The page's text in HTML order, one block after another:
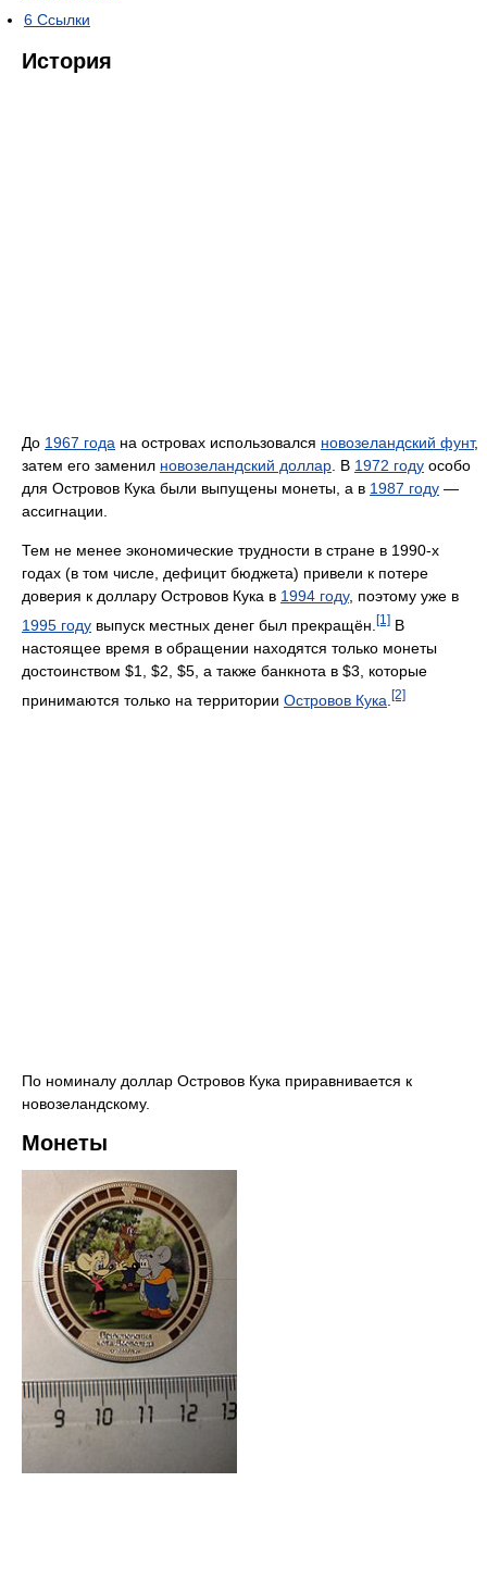
6 Ссылки
История
До 1967 года на островах использовался новозеландский фунт,
затем его заменил новозеландский доллар . В 1972 году особо
для Островов Кука были выпущены монеты, а в 1987 году —
ассигнации.
Тем не менее экономические трудности в стране в 1990-х
годах (в том числе, дефицит бюджета) привели к потере
доверия к доллару Островов Кука в 1994 году, поэтому уже в
1995 году выпуск местных денег был прекращён. [1] В
настоящее время в обращении находятся только монеты
достоинством $1, $2, $5, а также банкнота в $3, которые
принимаются только на территории Островов Кука [2]
По номиналу доллар Островов Кука приравнивается к
новозеландскому.
Монеты